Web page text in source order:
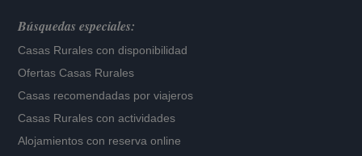
Búsquedas especiales:
Casas Rurales con disponibilidad
Ofertas Casas Rurales
Casas recomendadas por viajeros
Casas Rurales con actividades
Alojamientos con reserva online